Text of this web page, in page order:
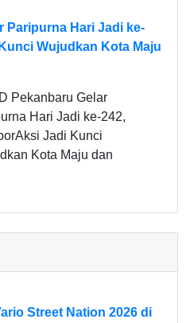
Paripurna Hari Jadi ke-
Wujudkan Kota Maju
Pekanbaru Gelar
Hari Jadi ke-242,
Jadi Kunci
Kota Maju dan
Street Nation 2026 di